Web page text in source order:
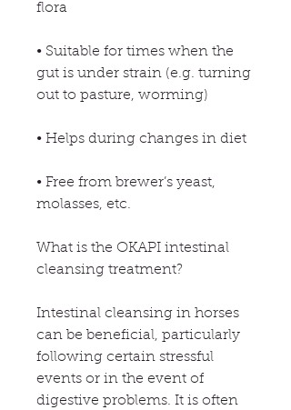
flora
• Suitable for times when the
gut is under strain (e.g. turning
out to pasture, worming)
• Helps during changes in diet
• Free from brewer’s yeast,
molasses, etc.
What is the OKAPI intestinal
cleansing treatment?
Intestinal cleansing in horses
can be beneficial, particularly
following certain stressful
events or in the event of
digestive problems. It is often